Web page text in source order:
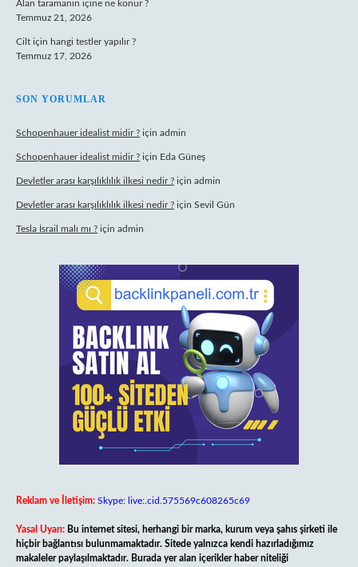
Alan taramanın içine ne konur ?
Temmuz 21, 2026
Cilt için hangi testler yapılır ?
Temmuz 17, 2026
SON YORUMLAR
Schopenhauer idealist midir ? için admin
Schopenhauer idealist midir ? için Eda Güneş
Devletler arası karşılıklılık ilkesi nedir ? için admin
Devletler arası karşılıklılık ilkesi nedir ? için Sevil Gün
Tesla İsrail malı mı ? için admin
Reklam ve İletişim: Skype: live:.cid.575569c608265c69
Yasal Uyarı: Bu internet sitesi, herhangi bir marka, kurum veya şahıs şirketi ile
hiçbir bağlantısı bulunmamaktadır. Sitede yalnızca kendi hazırladığımız
makaleler paylaşılmaktadır. Burada yer alan içerikler haber niteliği